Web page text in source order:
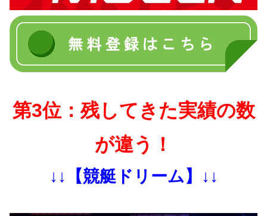
第3位：残してきた実績の数
が違う！
↓↓【競艇ドリーム】↓↓